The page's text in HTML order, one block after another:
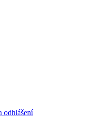
odhlášení